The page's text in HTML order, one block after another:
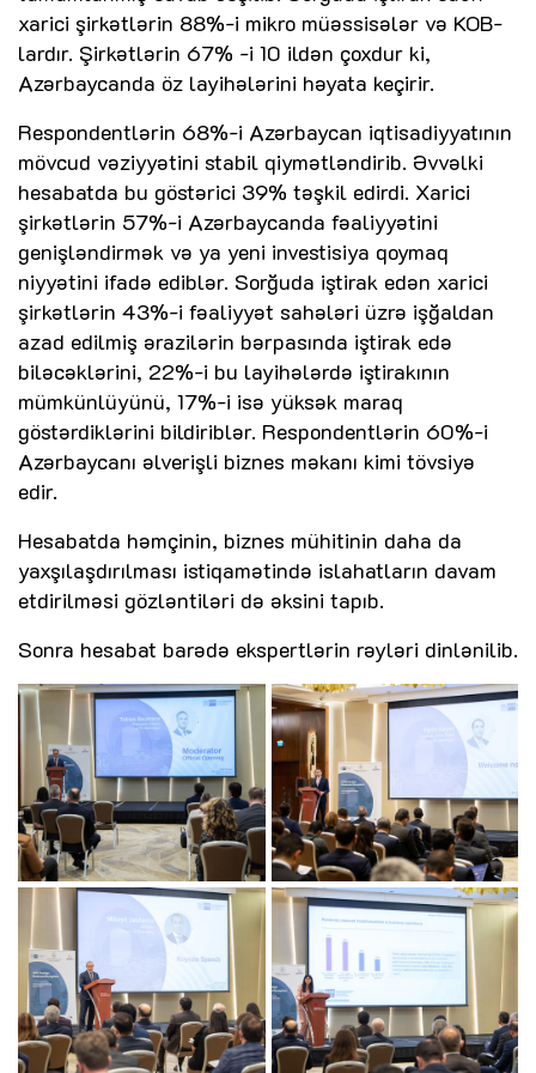
xarici şirkətlərin 88%-i mikro müəssisələr və KOB-
lardır. Şirkətlərin 67% -i 10 ildən çoxdur ki,
Azərbaycanda öz layihələrini həyata keçirir.
Respondentlərin 68%-i Azərbaycan iqtisadiyyatının
mövcud vəziyyətini stabil qiymətləndirib. Əvvəlki
hesabatda bu göstərici 39% təşkil edirdi. Xarici
şirkətlərin 57%-i Azərbaycanda fəaliyyətini
genişləndirmək və ya yeni investisiya qoymaq
niyyətini ifadə ediblər. Sorğuda iştirak edən xarici
şirkətlərin 43%-i fəaliyyət sahələri üzrə işğaldan
azad edilmiş ərazilərin bərpasında iştirak edə
biləcəklərini, 22%-i bu layihələrdə iştirakının
mümkünlüyünü, 17%-i isə yüksək maraq
göstərdiklərini bildiriblər. Respondentlərin 60%-i
Azərbaycanı əlverişli biznes məkanı kimi tövsiyə
edir.
Hesabatda həmçinin, biznes mühitinin daha da
yaxşılaşdırılması istiqamətində islahatların davam
etdirilməsi gözləntiləri də əksini tapıb.
Sonra hesabat barədə ekspertlərin rəyləri dinlənilib.